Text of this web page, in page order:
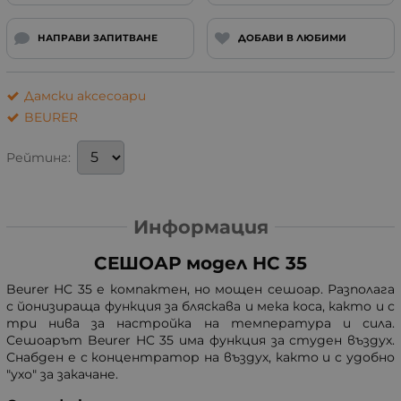
НАПРАВИ ЗАПИТВАНЕ ДОБАВИ В ЛЮБИМИ
Дамски аксесоари
BEURER
Рейтинг:
Информация
СЕШОАР модел HC 35
Beurer HC 35 е компактен, но мощен сешоар. Разполага
с йонизираща функция за бляскава и мека коса, както и с
три нива за настройка на температура и сила.
Сешоарът Beurer HC 35 има функция за студен въздух.
Снабден е с концентратор на въздух, както и с удобно
"ухо" за закачане.